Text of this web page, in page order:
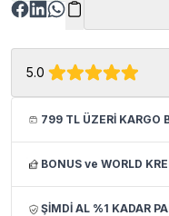
5.0
799 TL ÜZERİ KARGO
BONUS ve WORLD
ŞİMDİ AL %1 KADAR